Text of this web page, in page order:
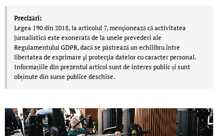
Precizări:
Legea 190 din 2018, la articolul 7, menţionează că activitatea
jurnalistică este exonerată de la unele prevederi ale
Regulamentului GDPR, dacă se păstrează un echilibru între
libertatea de exprimare şi protecţia datelor cu caracter personal.
Informațiile din prezentul articol sunt de interes public și sunt
obținute din surse publice deschise.